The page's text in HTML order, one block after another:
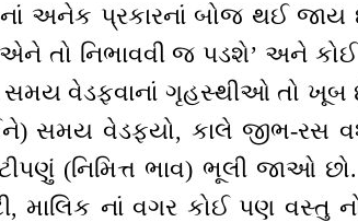
અનેક પ્રકારનાં બોજ થઈ જાય
તો નિભાવવી જ પડશે’ અને
સમય વેડફવાનાં ગૃહસ્થીઓ તો
સમય વેડફ્યો, કાલે જીભ-રસ
(નિમિત્ત ભાવ) ભૂલી જાઓ
માલિક નાં વગર કોઈ પણ વસ્તુ નો